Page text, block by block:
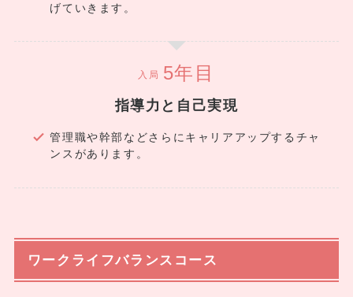
げていきます。
入局
指導力と自己実現
管理職や幹部などさらにキャリアアップするチャ
ンスがあります。
ワークライフバランスコース